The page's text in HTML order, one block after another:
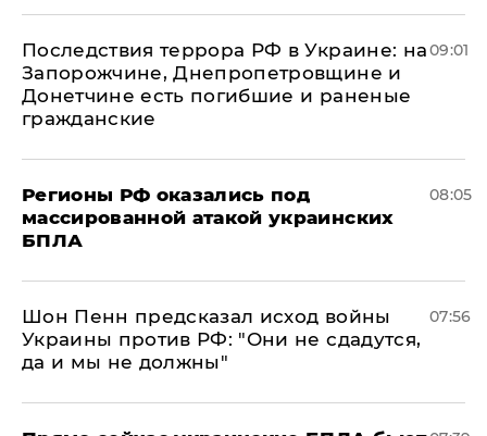
Последствия террора РФ в Украине: на
Запорожчине, Днепропетровщине и
Донетчине есть погибшие и раненые
гражданские
09:01
Регионы РФ оказались под
массированной атакой украинских
БПЛА
08:05
Шон Пенн предсказал исход войны
Украины против РФ: "Они не сдадутся,
да и мы не должны"
07:56